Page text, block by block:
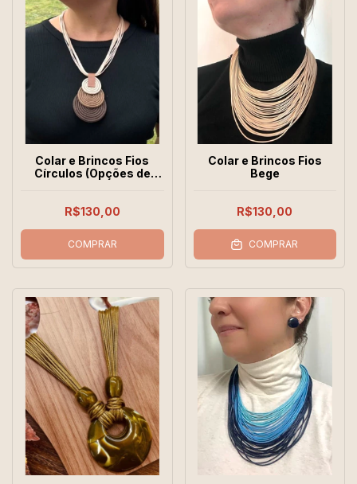
Colar e Brincos Fios
Círculos (Opções de
R$130,00
COMPRAR
Colar e Brincos Fios
Bege
R$130,00
COMPRAR